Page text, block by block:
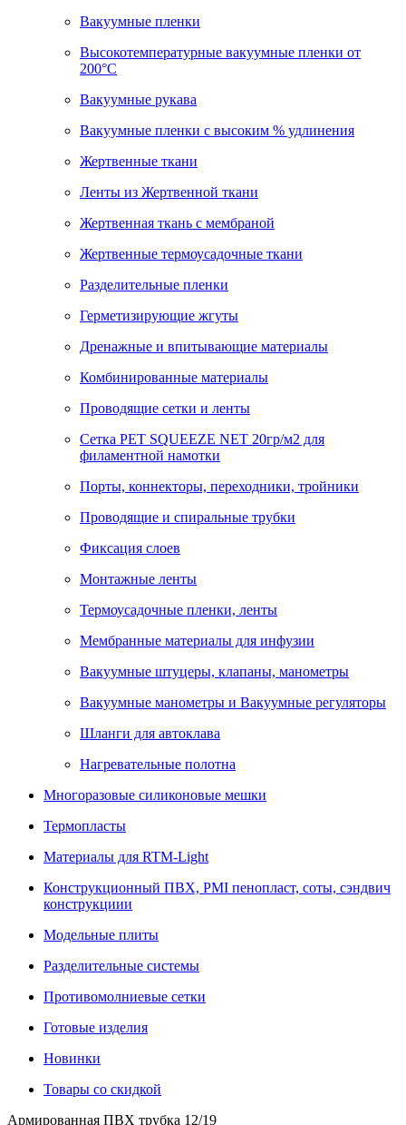
Вакуумные пленки
Высокотемпературные вакуумные пленки от
200°С
Вакуумные рукава
Вакуумные пленки с высоким % удлинения
Жертвенные ткани
Ленты из Жертвенной ткани
Жертвенная ткань с мембраной
Жертвенные термоусадочные ткани
Разделительные пленки
Герметизирующие жгуты
Дренажные и впитывающие материалы
Комбинированные материалы
Проводящие сетки и ленты
Сетка PET SQUEEZE NET 20гр/м2 для
филаментной намотки
Порты, коннекторы, переходники, тройники
Проводящие и спиральные трубки
Фиксация слоев
Монтажные ленты
Термоусадочные пленки, ленты
Мембранные материалы для инфузии
Вакуумные штуцеры, клапаны, манометры
Вакуумные манометры и Вакуумные регуляторы
Шланги для автоклава
Нагревательные полотна
Многоразовые силиконовые мешки
Термопласты
Материалы для RTM-Light
Конструкционный ПВХ, PMI пенопласт, соты, сэндвич
конструкциии
Модельные плиты
Разделительные системы
Противомолниевые сетки
Готовые изделия
Новинки
Товары со скидкой
Армированная ПВХ трубка 12/19